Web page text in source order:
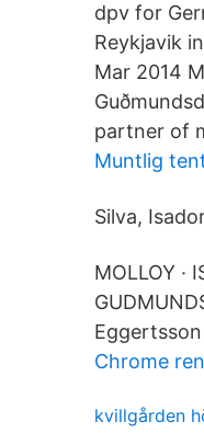
dpv for
Reykjavik
Mar 2014
partner of
Muntlig
Silva,
MOLLOY ·
Chrome
kvillgården